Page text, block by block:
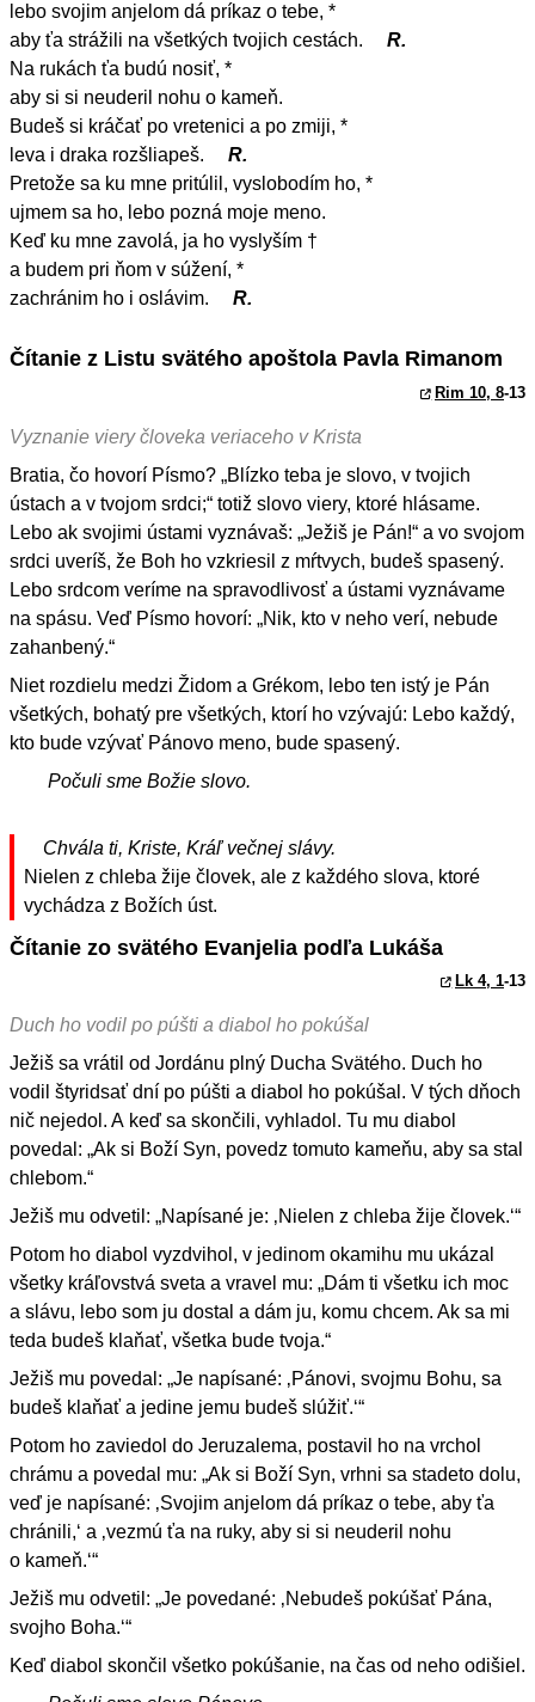
lebo svojim anjelom dá príkaz o tebe, *
aby ťa strážili na všetkých tvojich cestách.
R.
Na rukách ťa budú nosiť, *
aby si si neuderil nohu o kameň.
Budeš si kráčať po vretenici a po zmiji, *
leva i draka rozšliapeš.
R.
Pretože sa ku mne pritúlil, vyslobodím ho, *
ujmem sa ho, lebo pozná moje meno.
Keď ku mne zavolá, ja ho vyslyším †
a budem pri ňom v súžení, *
zachránim ho i oslávim.
R.
Čítanie z Listu svätého apoštola Pavla Rimanom
Rim 10, 8-13
Vyznanie viery človeka veriaceho v Krista
Bratia, čo hovorí Písmo? „Blízko teba je slovo, v tvojich
ústach a v tvojom srdci;“ totiž slovo viery, ktoré hlásame.
Lebo ak svojimi ústami vyznávaš: „Ježiš je Pán!“ a vo svojom
srdci uveríš, že Boh ho vzkriesil z mŕtvych, budeš spasený.
Lebo srdcom veríme na spravodlivosť a ústami vyznávame
na spásu. Veď Písmo hovorí: „Nik, kto v neho verí, nebude
zahanbený.“
Niet rozdielu medzi Židom a Grékom, lebo ten istý je Pán
všetkých, bohatý pre všetkých, ktorí ho vzývajú: Lebo každý,
kto bude vzývať Pánovo meno, bude spasený.
Počuli sme Božie slovo.
Chvála ti, Kriste, Kráľ večnej slávy.
Nielen z chleba žije človek, ale z každého slova, ktoré
vychádza z Božích úst.
Čítanie zo svätého Evanjelia podľa Lukáša
Lk 4, 1-13
Duch ho vodil po púšti a diabol ho pokúšal
Ježiš sa vrátil od Jordánu plný Ducha Svätého. Duch ho
vodil štyridsať dní po púšti a diabol ho pokúšal. V tých dňoch
nič nejedol. A keď sa skončili, vyhladol. Tu mu diabol
povedal: „Ak si Boží Syn, povedz tomuto kameňu, aby sa stal
chlebom.“
Ježiš mu odvetil: „Napísané je: ‚Nielen z chleba žije človek.‘“
Potom ho diabol vyzdvihol, v jedinom okamihu mu ukázal
všetky kráľovstvá sveta a vravel mu: „Dám ti všetku ich moc
a slávu, lebo som ju dostal a dám ju, komu chcem. Ak sa mi
teda budeš klaňať, všetka bude tvoja.“
Ježiš mu povedal: „Je napísané: ‚Pánovi, svojmu Bohu, sa
budeš klaňať a jedine jemu budeš slúžiť.‘“
Potom ho zaviedol do Jeruzalema, postavil ho na vrchol
chrámu a povedal mu: „Ak si Boží Syn, vrhni sa stadeto dolu,
veď je napísané: ‚Svojim anjelom dá príkaz o tebe, aby ťa
chránili,‘ a ‚vezmú ťa na ruky, aby si si neuderil nohu
o kameň.‘“
Ježiš mu odvetil: „Je povedané: ‚Nebudeš pokúšať Pána,
svojho Boha.‘“
Keď diabol skončil všetko pokúšanie, na čas od neho odišiel.